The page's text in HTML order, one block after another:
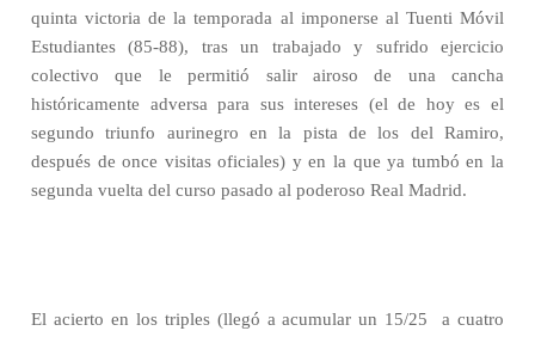
quinta victoria de la temporada al imponerse al Tuenti Móvil
Estudiantes (85-88), tras un trabajado y sufrido ejercicio
colectivo que le permitió salir airoso de una cancha
históricamente adversa para sus intereses (el de hoy es el
segundo triunfo aurinegro en la pista de los del Ramiro,
después de once visitas oficiales) y en la que ya tumbó en la
segunda vuelta del curso pasado al poderoso Real Madrid.
El acierto en los triples (llegó a acumular un 15/25
a cuatro